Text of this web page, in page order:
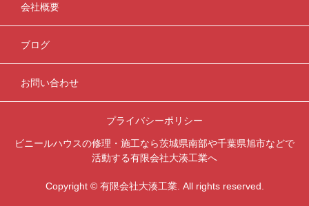
会社概要
ブログ
お問い合わせ
プライバシーポリシー
ビニールハウスの修理・施工なら茨城県南部や千葉県旭市などで
活動する有限会社大湊工業へ
Copyright © 有限会社大湊工業. All rights reserved.